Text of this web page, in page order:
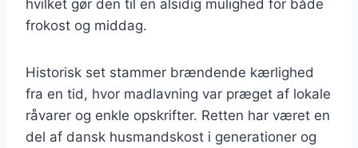
hvilket gør den til en alsidig mulighed for både
frokost og middag.
Historisk set stammer brændende kærlighed
fra en tid, hvor madlavning var præget af lokale
råvarer og enkle opskrifter. Retten har været en
del af dansk husmandskost i generationer og